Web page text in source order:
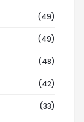
(49)
(49)
(48)
(42)
(33)